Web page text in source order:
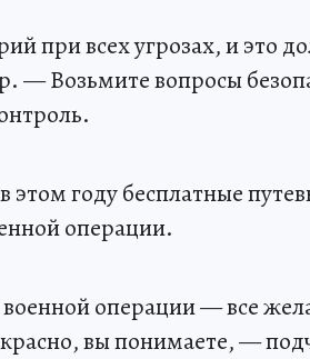
при всех угрозах, и это
— Возьмите вопросы
этом году бесплатные
операции.
военной операции — все
вы понимаете, —